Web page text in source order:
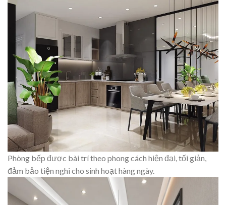
Phòng bếp được bài trí theo phong cách hiện đại, tối giản,
đảm bảo tiện nghi cho sinh hoạt hàng ngày.